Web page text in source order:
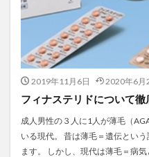
2019年11月6日 2020年6月
フィナステリドについて徹
成人男性の３人に1人が薄毛（
いる現代。 昔は薄毛＝遺伝とい
ます。 しかし、現代は薄毛＝病